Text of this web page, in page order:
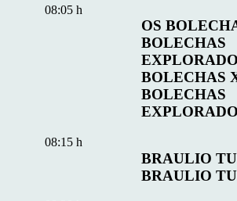
OS
BOLECHAS
BOLECHAS
BOLECHAS
08:05 h
BRAULIO
BRAULIO
08:15 h